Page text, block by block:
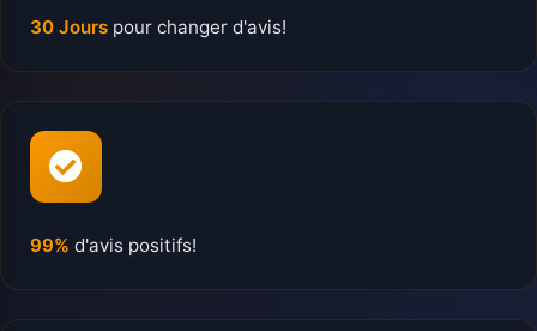
30 Jours pour changer d'avis!
99% d'avis positifs!